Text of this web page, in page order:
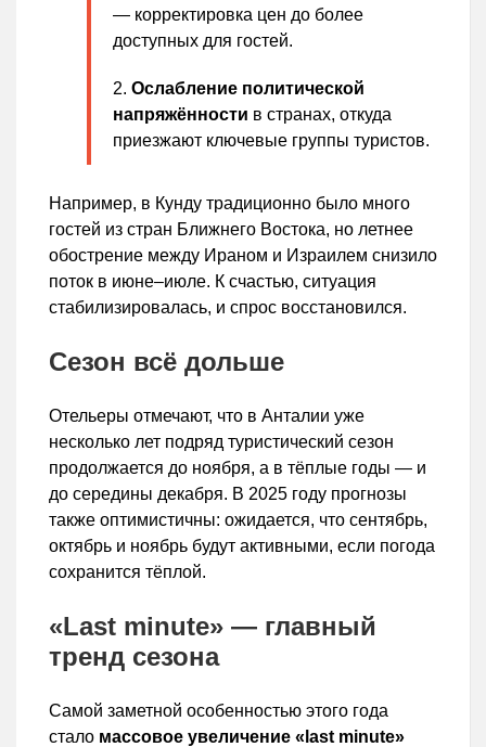
— корректировка цен до более
доступных для гостей.
Ослабление политической
напряжённости в странах, откуда
приезжают ключевые группы туристов.
Например, в Кунду традиционно было много
гостей из стран Ближнего Востока, но летнее
обострение между Ираном и Израилем снизило
поток в июне–июле. К счастью, ситуация
стабилизировалась, и спрос восстановился.
Сезон всё дольше
Отельеры отмечают, что в Анталии уже
несколько лет подряд туристический сезон
продолжается до ноября, а в тёплые годы — и
до середины декабря. В 2025 году прогнозы
также оптимистичны: ожидается, что сентябрь,
октябрь и ноябрь будут активными, если погода
сохранится тёплой.
«Last minute» — главный
тренд сезона
Самой заметной особенностью этого года
стало массовое увеличение «last minute»